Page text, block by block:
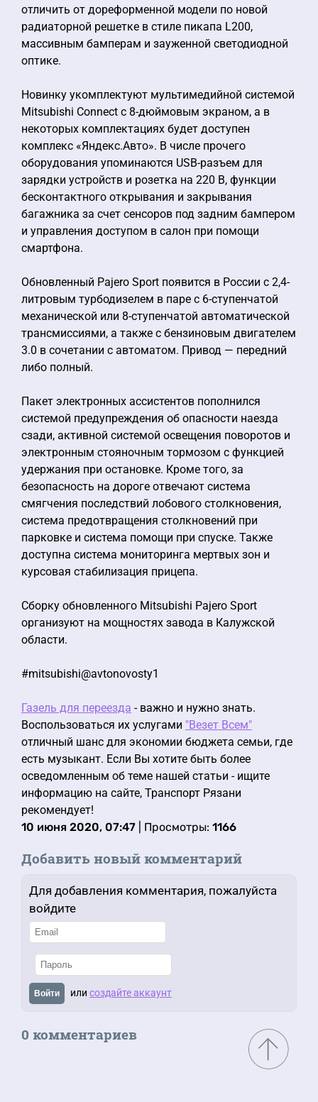
отличить от дореформенной модели по новой
радиаторной решетке в стиле пикапа L200,
массивным бамперам и зауженной светодиодной
оптике.
Новинку укомплектуют мультимедийной системой
Mitsubishi Connect с 8-дюймовым экраном, а в
некоторых комплектациях будет доступен
комплекс «Яндекс.Авто». В числе прочего
оборудования упоминаются USB-разъем для
зарядки устройств и розетка на 220 В, функции
бесконтактного открывания и закрывания
багажника за счет сенсоров под задним бампером
и управления доступом в салон при помощи
смартфона.
Обновленный Pajero Sport появится в России с 2,4-
литровым турбодизелем в паре с 6-ступенчатой
механической или 8-ступенчатой автоматической
трансмиссиями, а также с бензиновым двигателем
3.0 в сочетании с автоматом. Привод — передний
либо полный.
Пакет электронных ассистентов пополнился
системой предупреждения об опасности наезда
сзади, активной системой освещения поворотов и
электронным стояночным тормозом с функцией
удержания при остановке. Кроме того, за
безопасность на дороге отвечают система
смягчения последствий лобового столкновения,
система предотвращения столкновений при
парковке и система помощи при спуске. Также
доступна система мониторинга мертвых зон и
курсовая стабилизация прицепа.
Сборку обновленного Mitsubishi Pajero Sport
организуют на мощностях завода в Калужской
области.
#mitsubishi@avtonovosty1
Газель для переезда - важно и нужно знать.
Воспользоваться их услугами "Везет Всем"
отличный шанс для экономии бюджета семьи, где
есть музыкант. Если Вы хотите быть более
осведомленным об теме нашей статьи - ищите
информацию на сайте, Транспорт Рязани
рекомендует!
10 июня 2020, 07:47 | Просмотры: 1166
Добавить новый комментарий
Для добавления комментария, пожалуйста
войдите
Войти или создайте аккаунт
0 комментариев